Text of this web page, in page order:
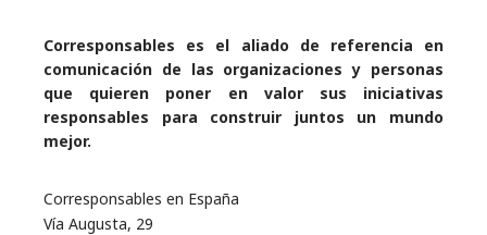
Corresponsables es el aliado de referencia en
comunicación de las organizaciones y personas
que quieren poner en valor sus iniciativas
responsables para construir juntos un mundo
mejor.
Corresponsables en España
Vía Augusta, 29